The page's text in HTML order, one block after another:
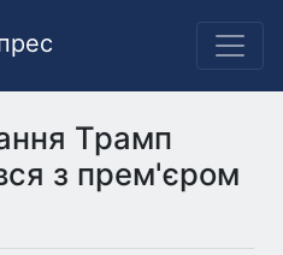
Трамп
з прем'єром